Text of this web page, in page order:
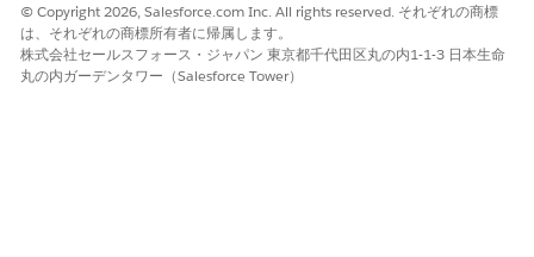
© Copyright 2026, Salesforce.com Inc. All rights reserved. それぞれの商標
は、それぞれの商標所有者に帰属します。
株式会社セールスフォース・ジャパン 東京都千代田区丸の内1-1-3 日本生命
丸の内ガーデンタワー（Salesforce Tower）